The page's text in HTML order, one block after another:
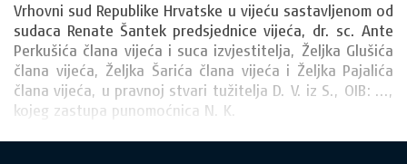
Vrhovni sud Republike Hrvatske u vijeću sastavljenom od
sudaca Renate Šantek predsjednice vijeća, dr. sc. Ante
Perkušića člana vijeća i suca izvjestitelja, Željka Glušića
člana vijeća, Željka Šarića člana vijeća i Željka Pajalića
člana vijeća, u pravnoj stvari tužitelja D. V. iz S., OIB: ...,
kojeg zastupa punomoćnica N. K.